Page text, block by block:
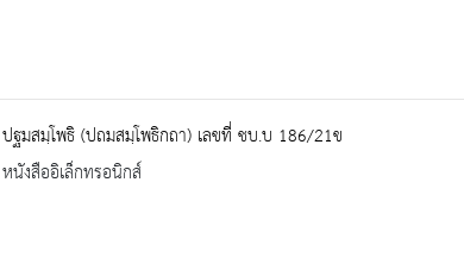
ปฐมสมฺโพธิ (ปถมสมฺโพธิกถา) เลขที่ ชบ.บ 186/21ข
หนังสืออิเล็กทรอนิกส์